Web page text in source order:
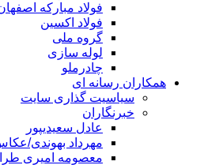
فولاد مبارکه
فولاد اکسین
گروه ملی
لوله سازی
چادرملو
همکاران رسانه ای
سیاسیت گذاری سایت
خبرنگاران
عادل سعیدیپور
مهرداد بهوندی/
معصومه امیری